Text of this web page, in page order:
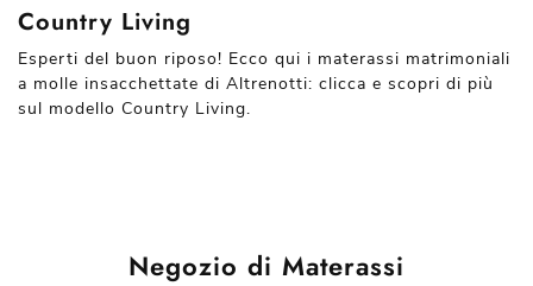
Country Living
Esperti del buon riposo! Ecco qui i materassi matrimoniali
a molle insacchettate di Altrenotti: clicca e scopri di più
sul modello Country Living.
Negozio di Materassi